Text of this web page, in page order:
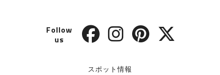
Follow
us
スポット情報